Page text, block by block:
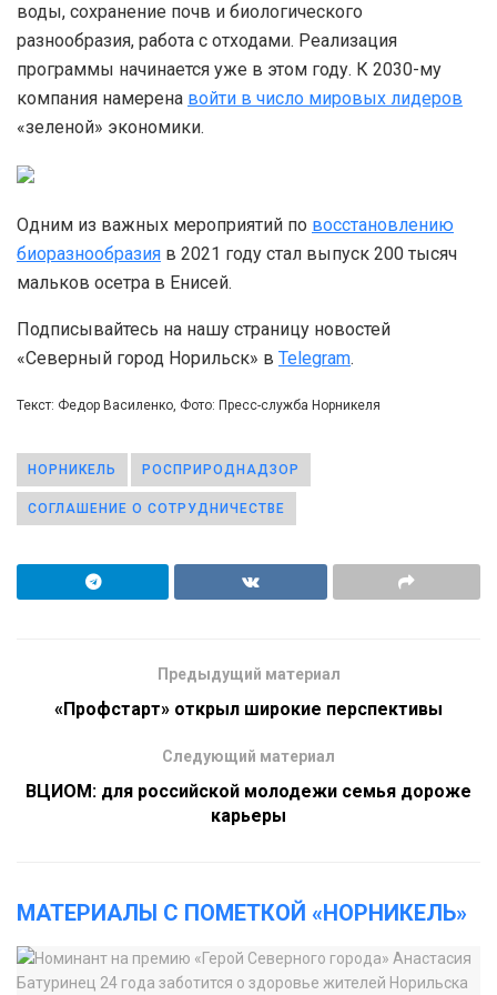
воды, сохранение почв и биологического
разнообразия, работа с отходами. Реализация
программы начинается уже в этом году. К 2030-му
компания намерена войти в число мировых лидеров
«зеленой» экономики.
Одним из важных мероприятий по восстановлению
биоразнообразия в 2021 году стал выпуск 200 тысяч
мальков осетра в Енисей.
Подписывайтесь на нашу страницу новостей
«Северный город Норильск» в Telegram.
Текст: Федор Василенко, Фото: Пресс-служба Норникеля
НОРНИКЕЛЬ РОСПРИРОДНАДЗОР
СОГЛАШЕНИЕ О СОТРУДНИЧЕСТВЕ
Предыдущий материал
«Профстарт» открыл широкие перспективы
Следующий материал
ВЦИОМ: для российской молодежи семья дороже
карьеры
МАТЕРИАЛЫ С ПОМЕТКОЙ «НОРНИКЕЛЬ»